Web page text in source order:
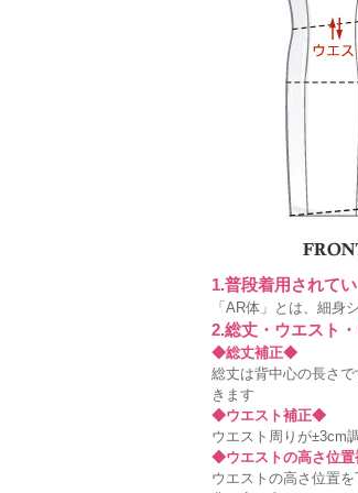
1.普段着用されて
「AR体」とは、細身
2.総丈・ウエスト
◆総丈補正◆
総丈は背中心の長さ
きます
◆ウエスト補正◆
ウエスト周りが±3cm
◆ウエストの高さ位
ウエストの高さ位置を